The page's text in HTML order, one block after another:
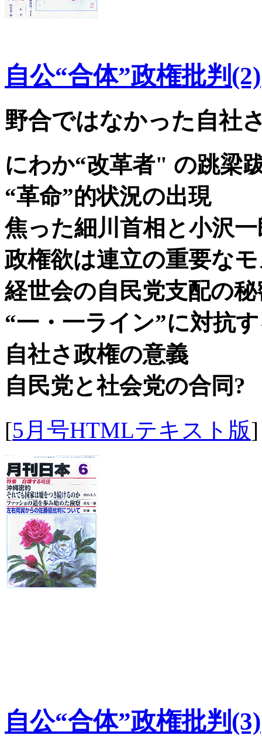
自公“合体”政権批判(2)
野合ではなかった自社
にわか“改革者" の跳梁
“革命”的状況の出現
焦った細川首相と小沢
政権欲は連立の重要な
経世会の自民党支配の秘
“一・一ライン”に対抗
自社さ政権の意義
自民党と社会党の合同?
[5月号HTMLテキスト版]
自公“合体”政権批判(3)